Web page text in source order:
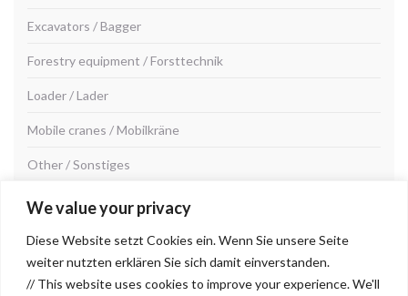
We value your privacy
Diese Website setzt Cookies ein. Wenn Sie unsere Seite
weiter nutzten erklären Sie sich damit einverstanden.
// This website uses cookies to improve your experience. We'll
Excavators / Bagger
Forestry equipment / Forsttechnik
Loader / Lader
Mobile cranes / Mobilkräne
Other / Sonstiges
Road construction machines/Straßenbaumaschinen
Seilbagger & Krane / Cable excavator & cranes / Kiesabbau
Spare parts / Ersatzteile